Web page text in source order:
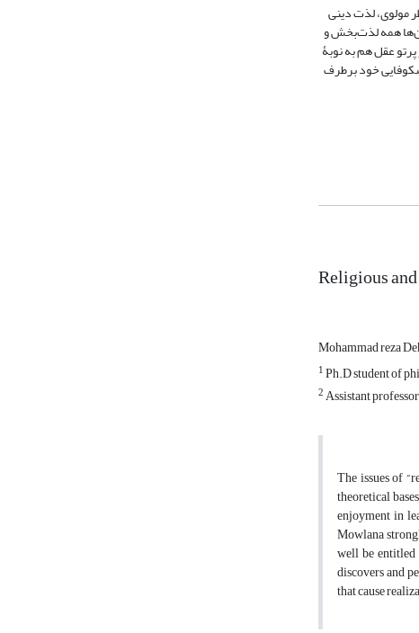
مولوی، لذت دینی
همه لذت‌بخش و
عقل هم به نوبۀ
خود برطرف
Religious
Mohammad reza
1Ph.D student of
2Assistant
The issues of
theoretical
enjoyment in
Mowlana
well be
discovers and
that cause